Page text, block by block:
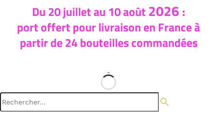
Du 20juillet au 10 août2026 :
port offert pour livraison en France à
partir de 24 bouteilles commandées
search